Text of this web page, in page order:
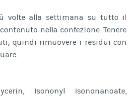
volte alla settimana su tutto il
nella confezione. Tenere
quindi rimuovere i residui con
Isononyl Isononanoate,